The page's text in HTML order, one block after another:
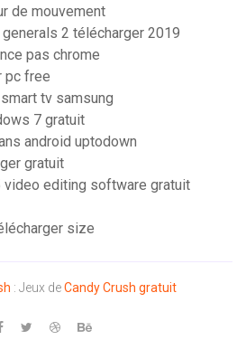
de mouvement
2 télécharger 2019
pas chrome
pc free
tv samsung
7 gratuit
android uptodown
gratuit
video editing software gratuit
size
: Jeux deCandy Crush gratuit